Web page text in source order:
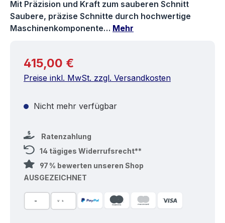
Mit Präzision und Kraft zum sauberen Schnitt
Saubere, präzise Schnitte durch hochwertige
Maschinenkomponente… Mehr
Regulärer Preis:
415,00 €
Preise inkl. MwSt. zzgl. Versandkosten
Nicht mehr verfügbar
Ratenzahlung
14 tägiges Widerrufsrecht**
97 % bewerten unseren Shop
AUSGEZEICHNET